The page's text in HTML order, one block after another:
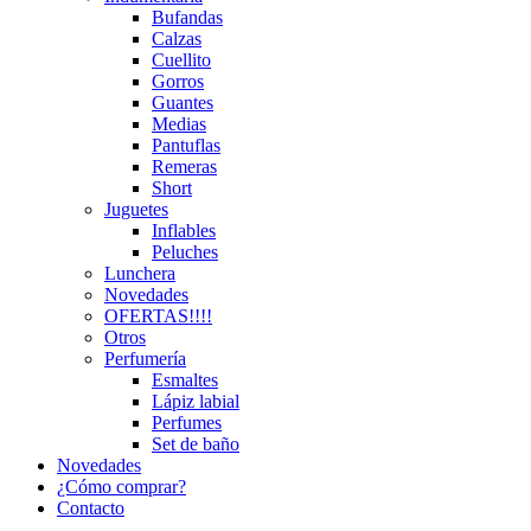
Bufandas
Calzas
Cuellito
Gorros
Guantes
Medias
Pantuflas
Remeras
Short
Juguetes
Inflables
Peluches
Lunchera
Novedades
OFERTAS!!!!
Otros
Perfumería
Esmaltes
Lápiz labial
Perfumes
Set de baño
Novedades
¿Cómo comprar?
Contacto